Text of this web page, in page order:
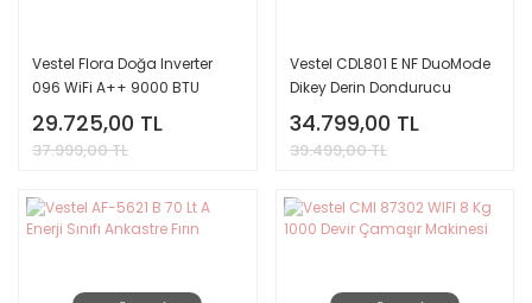
Vestel Flora Doğa Inverter
096 WiFi A++ 9000 BTU
Duvar Tipi Klima
29.725,00 TL
37.999,00 TL
Vestel CDL801 E NF DuoMode
Dikey Derin Dondurucu
34.799,00 TL
39.499,00 TL